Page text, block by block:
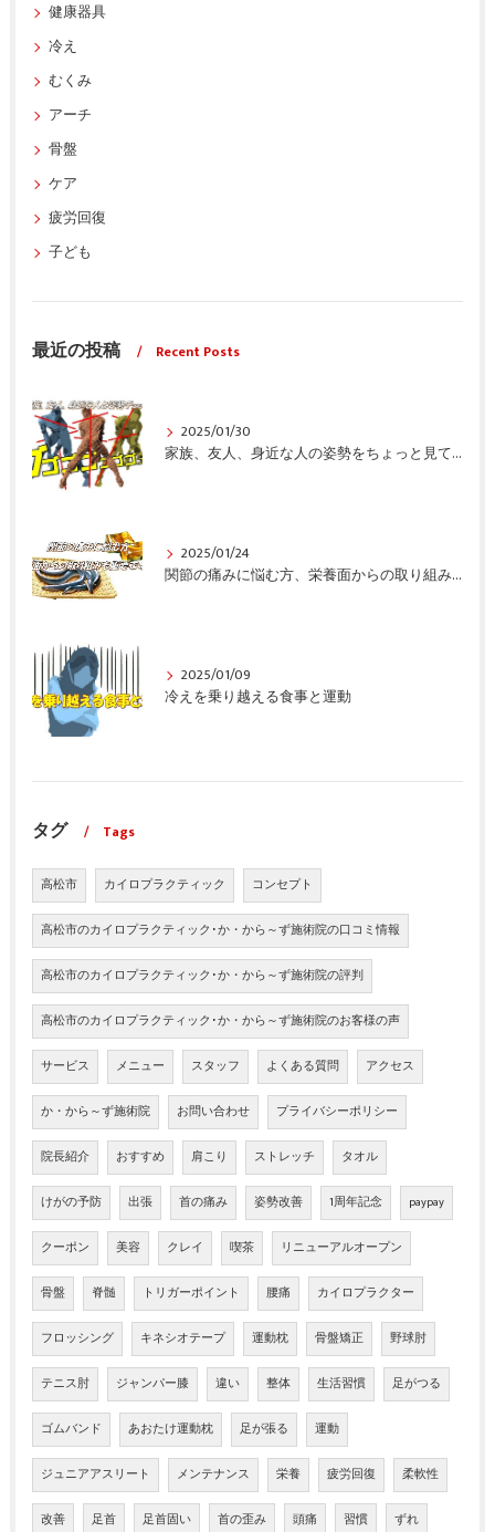
健康器具
冷え
むくみ
アーチ
骨盤
ケア
疲労回復
子ども
最近の投稿 Recent Posts
2025/01/30
家族、友人、身近な人の姿勢をちょっと見てみませんか？
2025/01/24
関節の痛みに悩む方、栄養面からの取り組みも重要ですよ！
2025/01/09
冷えを乗り越える食事と運動
タグ Tags
高松市 カイロプラクティック コンセプト
高松市のカイロプラクティック･か・から～ず施術院の口コミ情報
高松市のカイロプラクティック･か・から～ず施術院の評判
高松市のカイロプラクティック･か・から～ず施術院のお客様の声
サービス メニュー スタッフ よくある質問 アクセス
か・から～ず施術院 お問い合わせ プライバシーポリシー
院長紹介 おすすめ 肩こり ストレッチ タオル
けがの予防 出張 首の痛み 姿勢改善 1周年記念 paypay
クーポン 美容 クレイ 喫茶 リニューアルオープン
骨盤 脊髄 トリガーポイント 腰痛 カイロプラクター
フロッシング キネシオテープ 運動枕 骨盤矯正 野球肘
テニス肘 ジャンパー膝 違い 整体 生活習慣 足がつる
ゴムバンド あおたけ運動枕 足が張る 運動
ジュニアアスリート メンテナンス 栄養 疲労回復 柔軟性
改善 足首 足首固い 首の歪み 頭痛 習慣 ずれ